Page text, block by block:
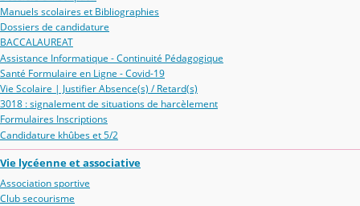
Manuels scolaires et Bibliographies
Dossiers de candidature
BACCALAUREAT
Assistance Informatique - Continuité Pédagogique
Santé Formulaire en Ligne - Covid-19
Vie Scolaire | Justifier Absence(s) / Retard(s)
3018 : signalement de situations de harcèlement
Formulaires Inscriptions
Candidature khûbes et 5/2
Vie lycéenne et associative
Association sportive
Club secourisme